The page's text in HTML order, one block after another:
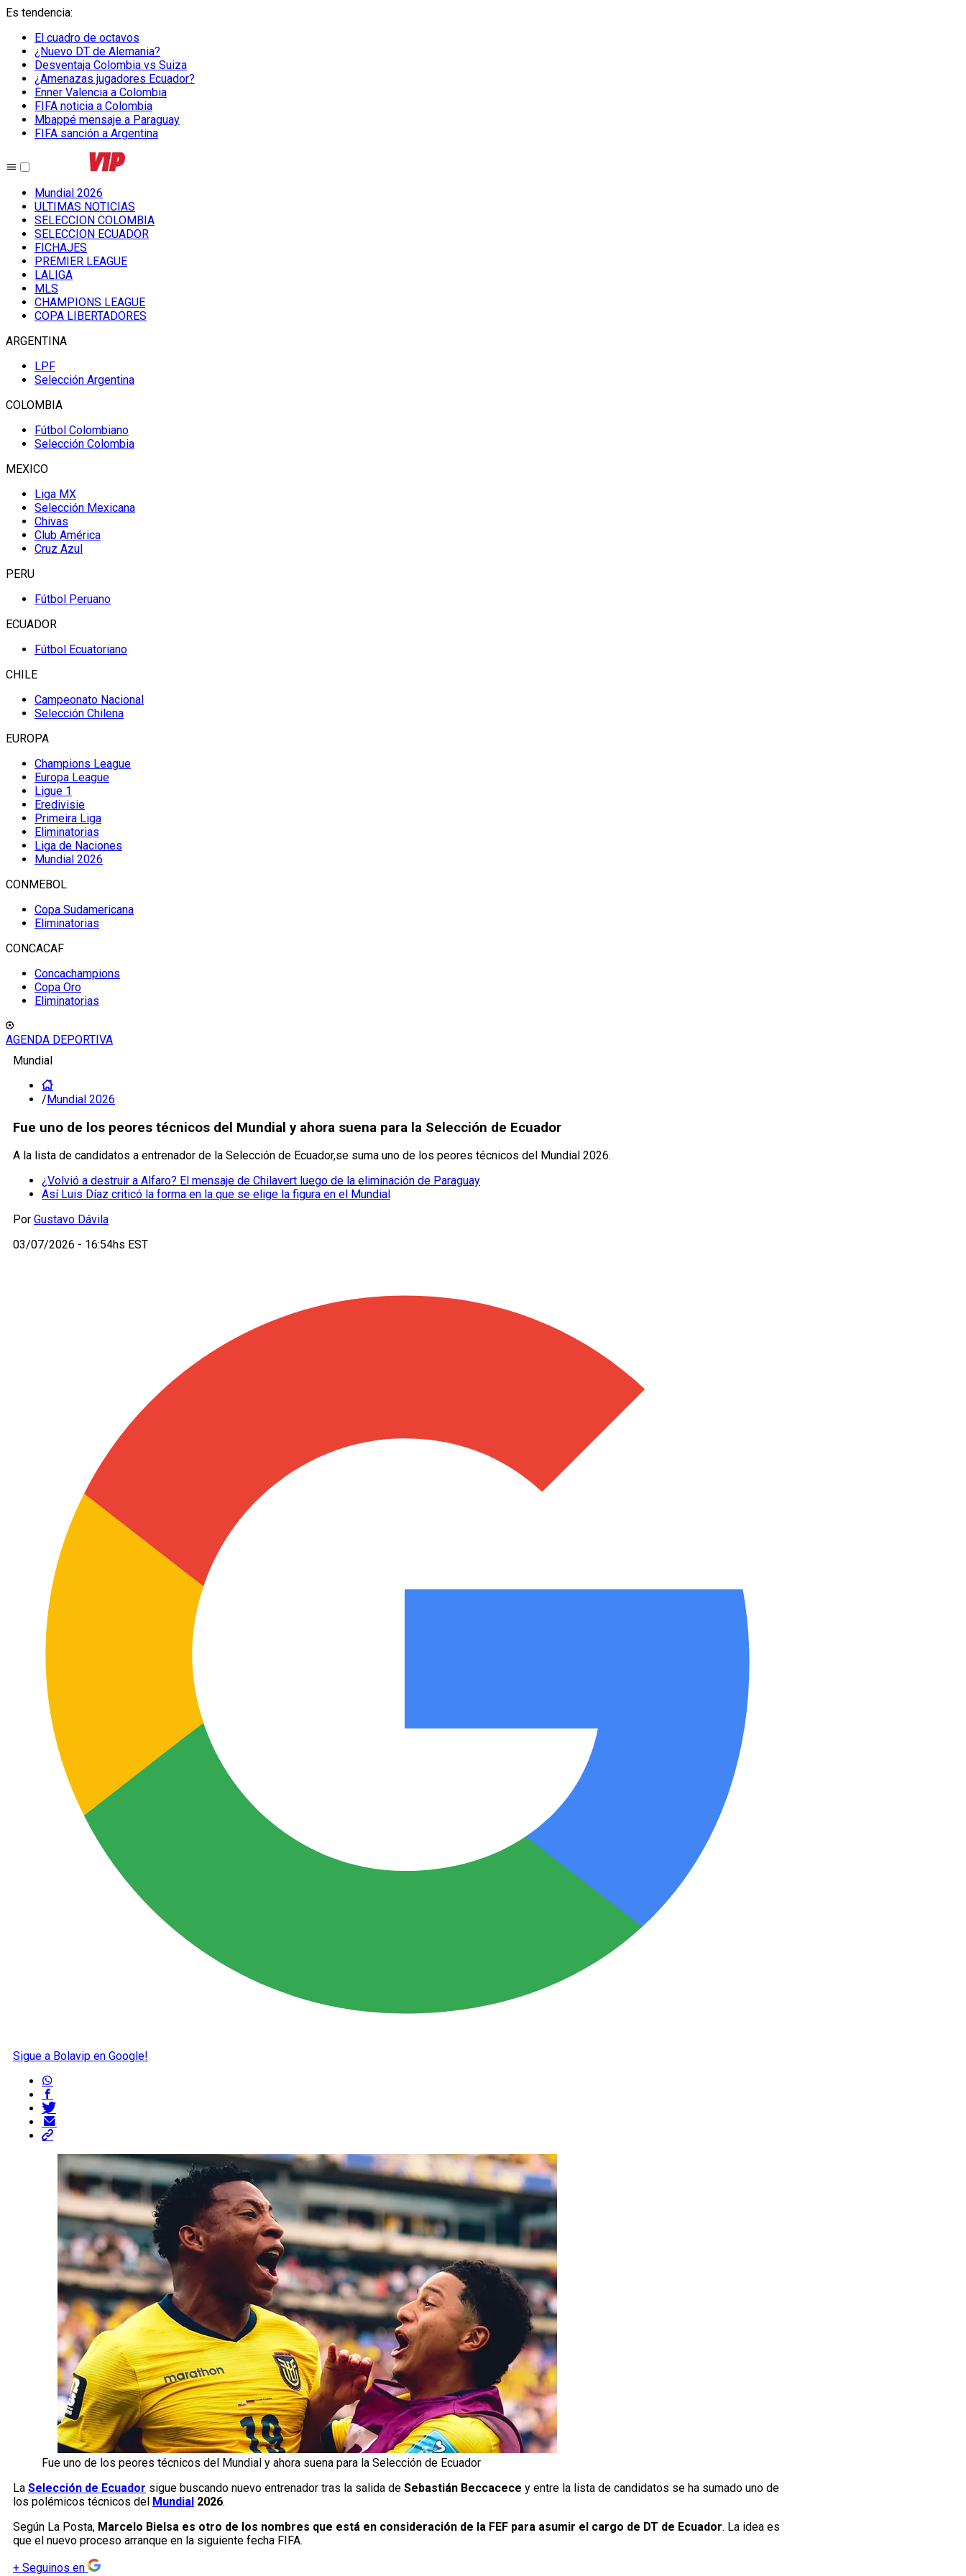
Es tendencia:
El cuadro de octavos
¿Nuevo DT de Alemania?
Desventaja Colombia vs Suiza
¿Amenazas jugadores Ecuador?
Enner Valencia a Colombia
FIFA noticia a Colombia
Mbappé mensaje a Paraguay
FIFA sanción a Argentina
Mundial 2026
ULTIMAS NOTICIAS
SELECCION COLOMBIA
SELECCION ECUADOR
FICHAJES
PREMIER LEAGUE
LALIGA
MLS
CHAMPIONS LEAGUE
COPA LIBERTADORES
ARGENTINA
LPF
Selección Argentina
COLOMBIA
Fútbol Colombiano
Selección Colombia
MEXICO
Liga MX
Selección Mexicana
Chivas
Club América
Cruz Azul
PERU
Fútbol Peruano
ECUADOR
Fútbol Ecuatoriano
CHILE
Campeonato Nacional
Selección Chilena
EUROPA
Champions League
Europa League
Ligue 1
Eredivisie
Primeira Liga
Eliminatorias
Liga de Naciones
Mundial 2026
CONMEBOL
Copa Sudamericana
Eliminatorias
CONCACAF
Concachampions
Copa Oro
Eliminatorias
AGENDA DEPORTIVA
Mundial
/Mundial 2026
Fue uno de los peores técnicos del Mundial y ahora suena para la Selección de Ecuador
A la lista de candidatos a entrenador de la Selección de Ecuador,se suma uno de los peores técnicos del Mundial 2026.
¿Volvió a destruir a Alfaro? El mensaje de Chilavert luego de la eliminación de Paraguay
Así Luis Díaz criticó la forma en la que se elige la figura en el Mundial
Por Gustavo Dávila
03/07/2026 - 16:54hs EST
Sigue a Bolavip en Google!
Fue uno de los peores técnicos del Mundial y ahora suena para la Selección de Ecuador
La Selección de Ecuador sigue buscando nuevo entrenador tras la salida de Sebastián Beccacece y entre la lista de candidatos se ha sumado uno de
los polémicos técnicos del Mundial 2026.
Según La Posta, Marcelo Bielsa es otro de los nombres que está en consideración de la FEF para asumir el cargo de DT de Ecuador. La idea es
que el nuevo proceso arranque en la siguiente fecha FIFA.
+ Seguinos en